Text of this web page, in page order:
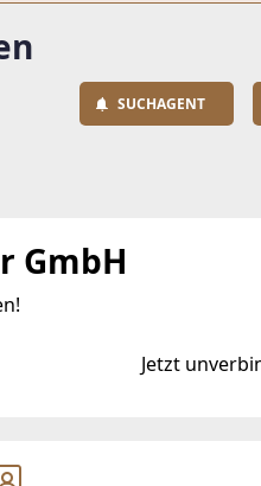
SUCHAGENT
GmbH
Jetzt